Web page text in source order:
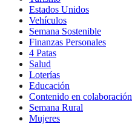
Estados Unidos
Vehículos
Semana Sostenible
Finanzas Personales
4 Patas
Salud
Loterías
Educación
Contenido en colaboración
Semana Rural
Mujeres